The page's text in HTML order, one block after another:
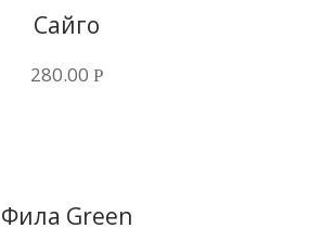
Сайго
280.00 Р
Фила Green